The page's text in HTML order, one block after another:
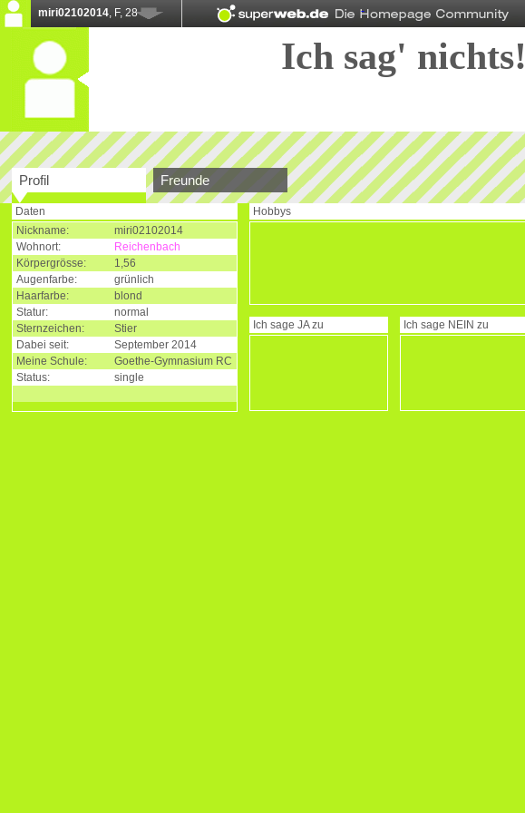
miri02102014, F, 28
Ich sag' nichts!
Profil Freunde
Daten
Nickname:
miri02102014
Wohnort:
Reichenbach
Körpergrösse:
1,56
Augenfarbe:
grünlich
Haarfarbe:
blond
Statur:
normal
Sternzeichen:
Stier
Dabei seit:
September 2014
Meine Schule:
Goethe-Gymnasium RC
Status:
single
Hobbys
Ich sage JAzu Ich sage NEIN zu